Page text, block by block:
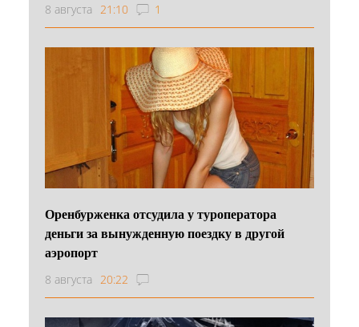
8 августа 21:10 1
Оренбурженка отсудила у туроператора
деньги за вынужденную поездку в другой
аэропорт
8 августа 20:22